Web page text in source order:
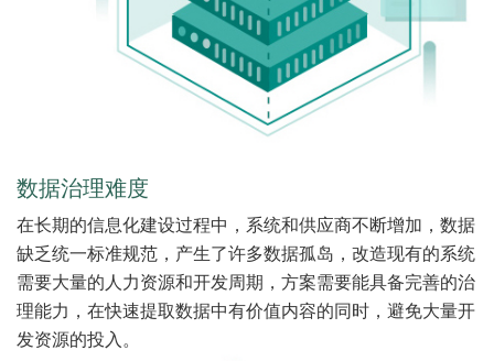
数据治理难度
在长期的信息化建设过程中，系统和供应商不断增加，数据
缺乏统一标准规范，产生了许多数据孤岛，改造现有的系统
需要大量的人力资源和开发周期，方案需要能具备完善的治
理能力，在快速提取数据中有价值内容的同时，避免大量开
发资源的投入。